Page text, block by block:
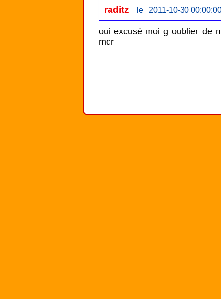
raditz le 2011-10-30 00:00:00
oui excusé moi g oublier de
mdr